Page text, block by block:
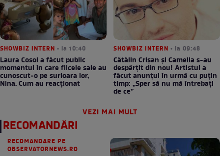
SHOWBIZ INTERN • la 10:40
Laura Cosoi a făcut public
momentul în care fiicele sale au
cunoscut-o pe surioara lor,
Nina. Cum au reacționat
SHOWBIZ INTERN • la 09:48
Cătălin Crișan și Camelia s-au
despărțit din nou! Artistul a
făcut anunțul în urmă cu puțin
timp: „Sper să nu mă întrebați
de ce”
VEZI MAI MULT
RECOMANDĂRI
RECOMANDARE PE
OBSERVATORNEWS.RO